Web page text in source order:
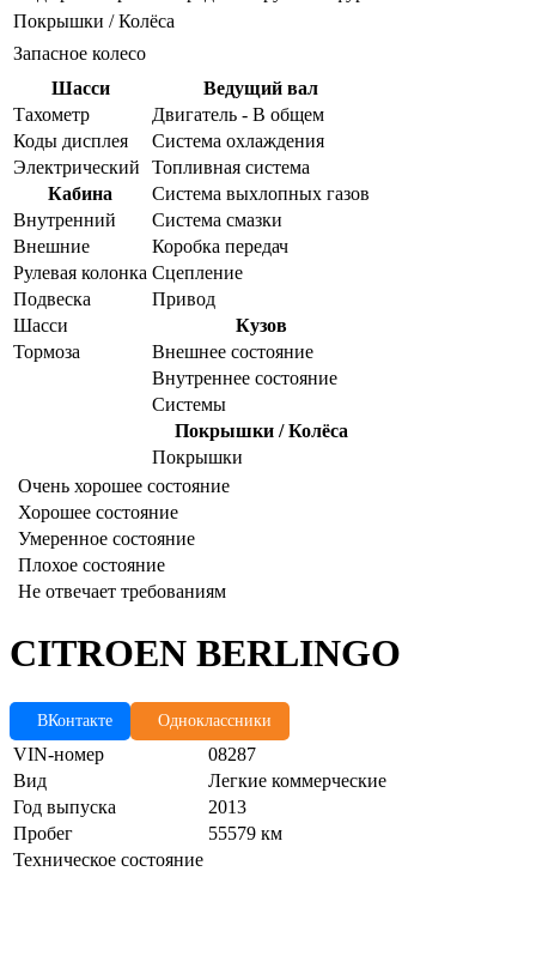
Покрышки / Колёса
Запасное колесо
Шасси
Ведущий вал
Тахометр
Двигатель - В общем
Коды дисплея
Система охлаждения
Электрический
Топливная система
Кабина
Система выхлопных газов
Внутренний
Система смазки
Внешние
Коробка передач
Рулевая колонка Сцепление
Подвеска
Привод
Шасси
Кузов
Тормоза
Внешнее состояние
Внутреннее состояние
Системы
Покрышки / Колёса
Покрышки
Очень хорошее состояние
Хорошее состояние
Умеренное состояние
Плохое состояние
Не отвечает требованиям
CITROEN BERLINGO
ВКонтакте Одноклассники
VIN-номер
08287
Вид
Легкие коммерческие
Год выпуска
2013
Пробег
55579 км
Техническое состояние